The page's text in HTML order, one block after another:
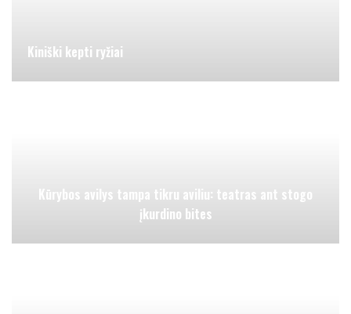
Kiniški kepti ryžiai
Kūrybos avilys tampa tikru aviliu: teatras ant stogo
įkurdino bites